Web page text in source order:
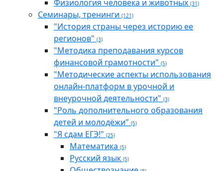
Физиология человека и животных (31)
Семинары, тренинги (121)
"История страны через историю ее
регионов" (3)
"Методика преподавания курсов
финансовой грамотности" (5)
"Методические аспекты использования
онлайн-платформ в урочной и
внеурочной деятельности" (3)
"Роль дополнительного образования
детей и молодёжи" (5)
"Я сдам ЕГЭ!" (25)
Математика (5)
Русский язык (5)